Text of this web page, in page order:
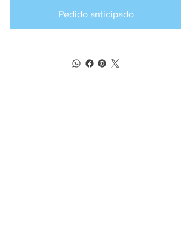
Pedido anticipado